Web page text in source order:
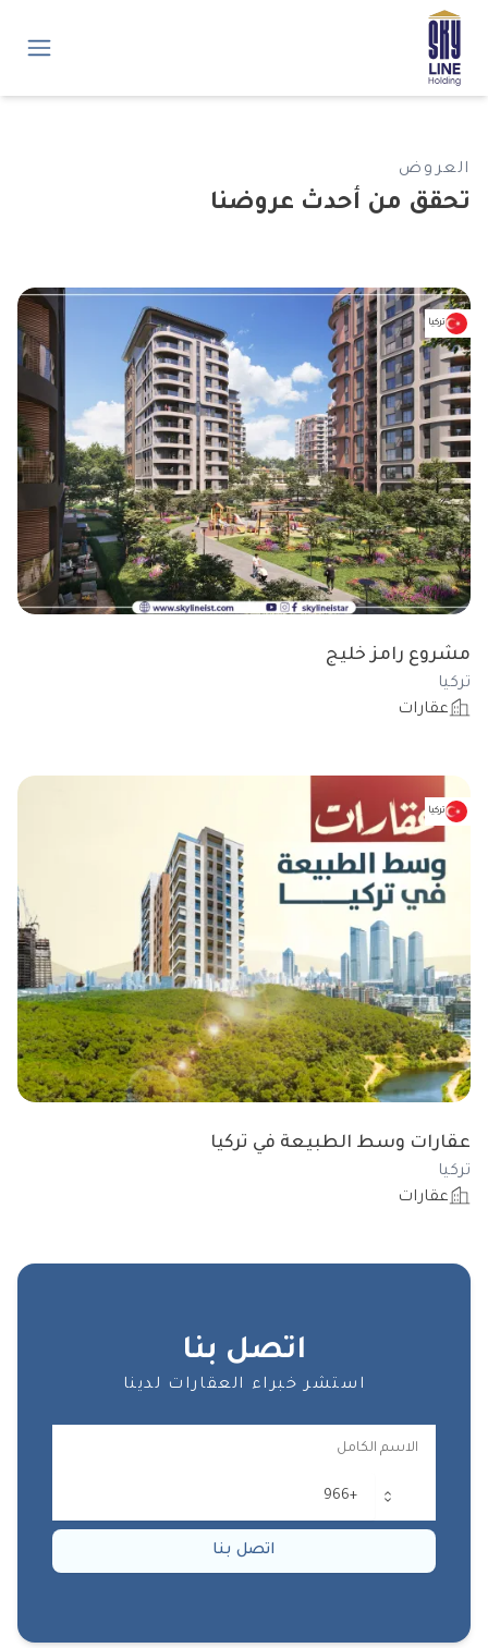
العروض
تحقق من أحدث عروضنا
تركيا
مشروع رامز خليج
تركيا
عقارات
تركيا
عقارات وسط الطبيعة في تركيا
تركيا
عقارات
اتصل بنا
استشر خبراء العقارات لدينا
اتصل بنا